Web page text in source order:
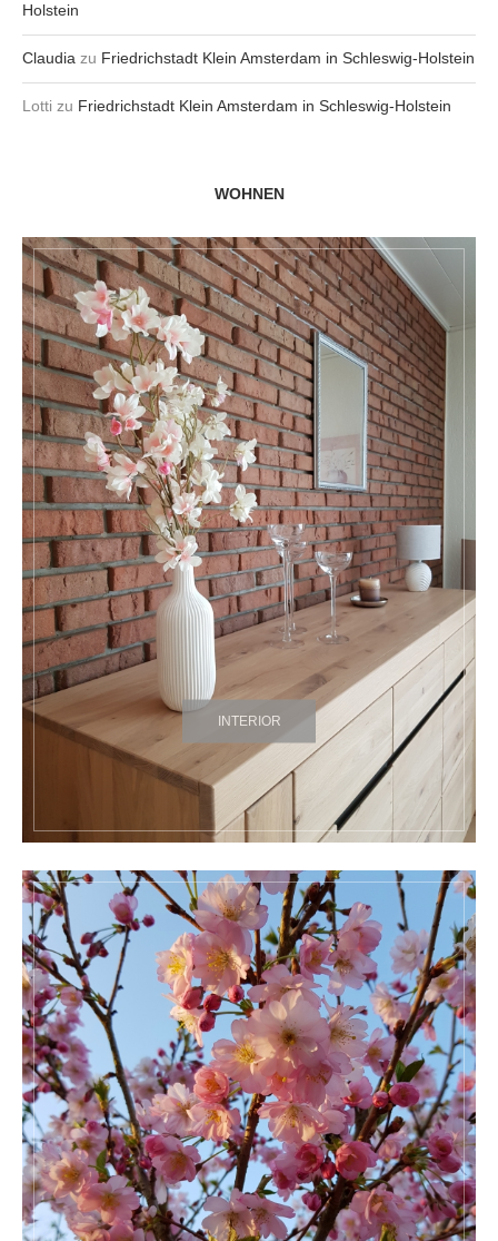
Holstein
Claudia zu Friedrichstadt Klein Amsterdam in Schleswig-Holstein
Lotti zu Friedrichstadt Klein Amsterdam in Schleswig-Holstein
WOHNEN
INTERIOR